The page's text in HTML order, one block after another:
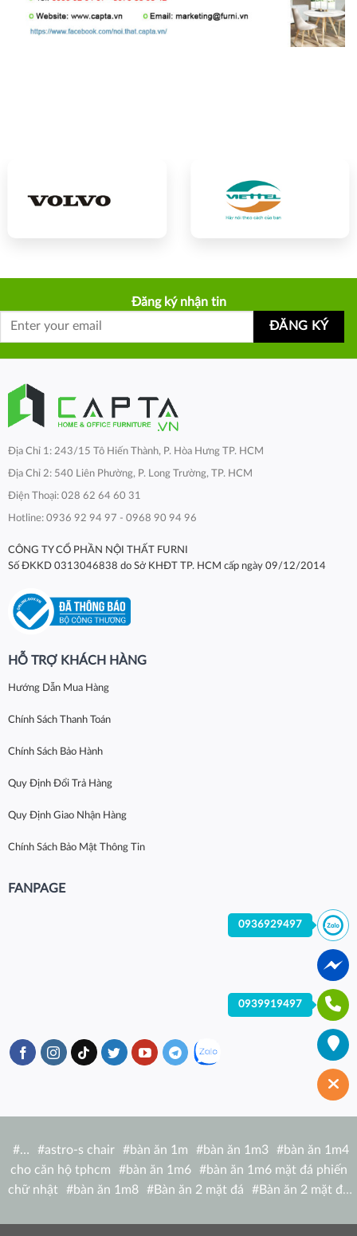
Đăng ký nhận tin
Địa Chỉ 1: 243/15 Tô Hiến Thành, P. Hòa Hưng TP. HCM
Địa Chỉ 2: 540 Liên Phường, P. Long Trường, TP. HCM
Điện Thoại: 028 62 64 60 31
Hotline: 0936 92 94 97 - 0968 90 94 96
CÔNG TY CỔ PHẦN NỘI THẤT FURNI
Số ĐKKD 0313046838 do Sở KHĐT TP. HCM cấp ngày 09/12/2014
HỖ TRỢ KHÁCH HÀNG
Hướng Dẫn Mua Hàng
Chính Sách Thanh Toán
Chính Sách Bảo Hành
Quy Định Đổi Trả Hàng
Quy Định Giao Nhận Hàng
Chính Sách Bảo Mật Thông Tin
FANPAGE
#… #astro-s chair #bàn ăn 1m #bàn ăn 1m3 #bàn ăn 1m4
cho căn hộ tphcm
#bàn ăn 1m6 #bàn ăn 1m6 mặt đá phiến
chữ nhật
#bàn ăn 1m8 #Bàn ăn 2 mặt đá #Bàn ăn 2 mặt đá
0936929497
0939919497